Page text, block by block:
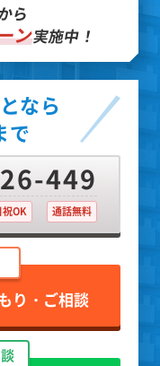
ら
ン実施中！
なら
で
449
祝OK 通話無料
り・ご相談